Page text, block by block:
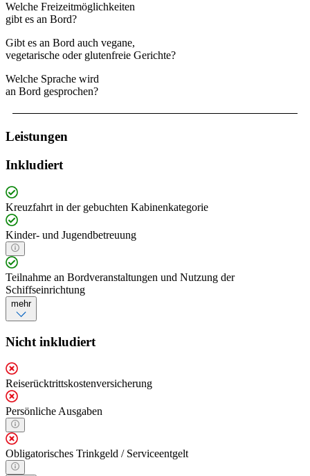
Welche Freizeitmöglichkeiten
gibt es an Bord?
Gibt es an Bord auch vegane,
vegetarische oder glutenfreie Gerichte?
Welche Sprache wird
an Bord gesprochen?
Leistungen
Inkludiert
Kreuzfahrt in der gebuchten Kabinenkategorie
Kinder- und Jugendbetreuung
Teilnahme an Bordveranstaltungen und Nutzung der
Schiffseinrichtung
mehr
Nicht inkludiert
Reiserücktrittskostenversicherung
Persönliche Ausgaben
Obligatorisches Trinkgeld / Serviceentgelt